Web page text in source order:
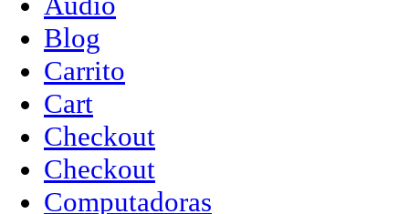
Blog
Carrito
Cart
Checkout
Checkout
Computadoras